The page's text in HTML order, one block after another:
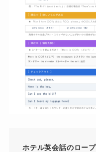
ホテル英会話のロー